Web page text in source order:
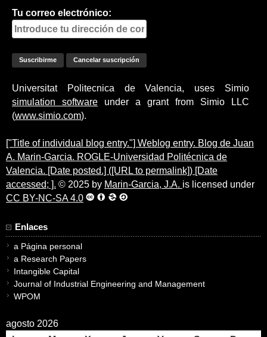
Tu correo electrónico:
Universitat Politecnica de Valencia, uses Simio
simulation software under a grant from Simio LLC
(www.simio.com).
["Title of individual blog entry."] Weblog entry. Blog de Juan
A. Marin-Garcia. ROGLE-Universidad Politécnica de
Valencia. [Date posted.] ([URL to permalink]) [Date
accessed; ]. © 2025 by Marin-Garcia, J.A. is licensed under
CC BY-NC-SA 4.0
Enlaces
a Página personal
a Research Papers
Intangible Capital
Journal of Industrial Engineering and Management
WPOM
agosto 2026